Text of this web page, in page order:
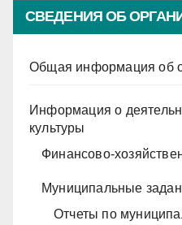
СВЕДЕНИЯ ОБ
Общая информация об
Информация о
культуры
Финансово-
Муниципальные
Отчеты по